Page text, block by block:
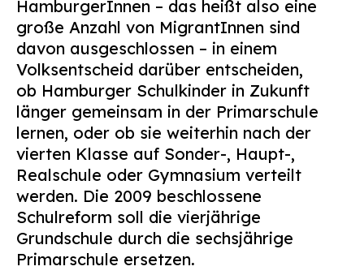
HamburgerInnen – das heißt also eine
große Anzahl von MigrantInnen sind
davon ausgeschlossen – in einem
Volksentscheid darüber entscheiden,
ob Hamburger Schulkinder in Zukunft
länger gemeinsam in der Primarschule
lernen, oder ob sie weiterhin nach der
vierten Klasse auf Sonder-, Haupt-,
Realschule oder Gymnasium verteilt
werden. Die 2009 beschlossene
Schulreform soll die vierjährige
Grundschule durch die sechsjährige
Primarschule ersetzen.